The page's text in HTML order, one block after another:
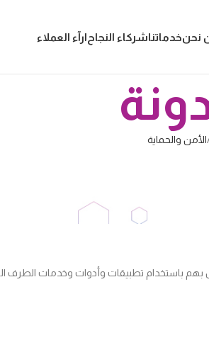
نحنخدماتناشركاء النجاح ارآء العملاء
الأمن والحماية